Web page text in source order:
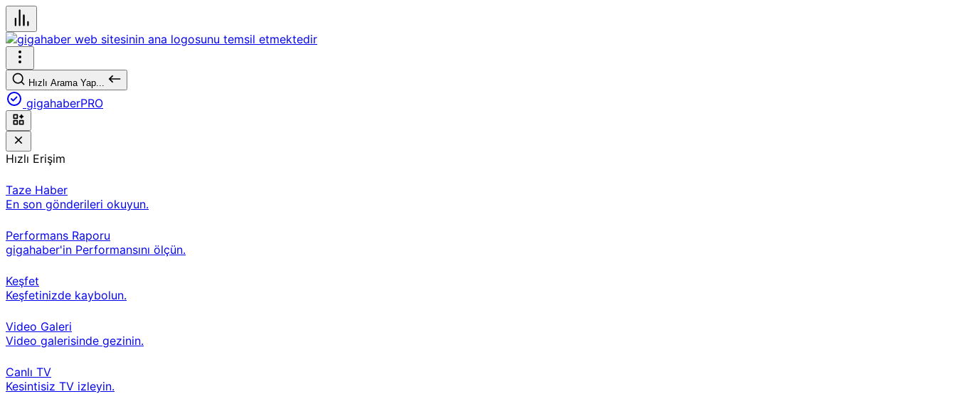
Hızlı Arama Yap...
gigahaberPRO
Hızlı Erişim
Taze Haber
En son gönderileri okuyun.
Performans Raporu
gigahaber'in Performansını ölçün.
Keşfet
Keşfetinizde kaybolun.
Video Galeri
Video galerisinde gezinin.
Canlı TV
Kesintisiz TV izleyin.